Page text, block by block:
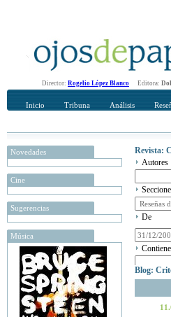
Director: Rogelio López Blanco Editora:
Inicio Tribuna Análisis
Novedades
Cine
Sugerencias
Música
Revista:
Autores
De
Contiene
Blog: